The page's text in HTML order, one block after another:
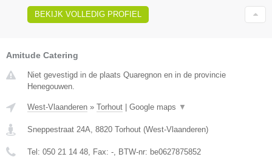
BEKIJK VOLLEDIG PROFIEL
Amitude Catering
Niet gevestigd in de plaats Quaregnon en in de provincie
Henegouwen.
West-Vlaanderen » Torhout | Google maps ▼
Sneppestraat 24A 8820 Torhout (West-Vlaanderen)
Tel: 050 21 14 48 , Fax: - , BTW-nr: be0627875852